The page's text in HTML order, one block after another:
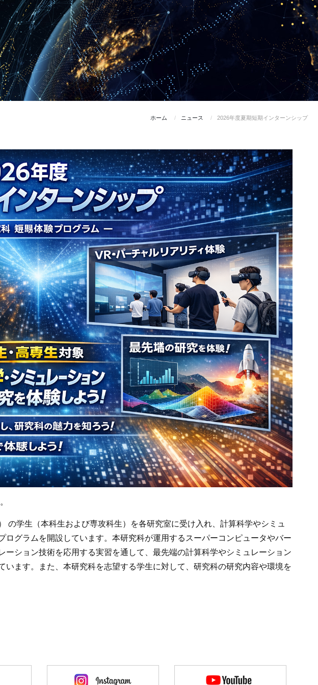
ホーム ニュース 2026年度夏期短期インターンシップ
。
の学生（本科生および専攻科生）を各研究室に受け入れ、計算科学やシミュ
グラムを開設しています。本研究科が運用するスーパーコンピュータやバー
ション技術を応用する実習を通して、最先端の計算科学やシミュレーション
ます。また、本研究科を志望する学生に対して、研究科の研究内容や環境を